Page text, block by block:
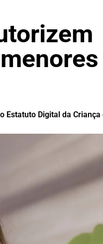
Estatuto Digital da Criança